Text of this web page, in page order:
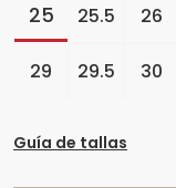
25 25.5 26
29 29.5 30
Guía de tallas